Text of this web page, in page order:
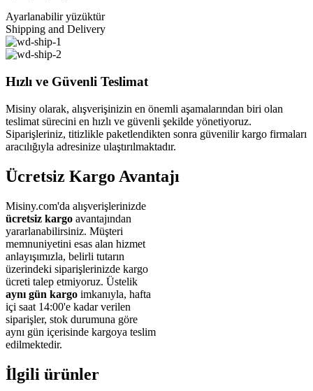
Ayarlanabilir yüzüktür
Shipping and Delivery
Hızlı ve Güvenli Teslimat
Misiny olarak, alışverişinizin en önemli aşamalarından biri olan
teslimat sürecini en hızlı ve güvenli şekilde yönetiyoruz.
Siparişleriniz, titizlikle paketlendikten sonra güvenilir kargo firmaları
aracılığıyla adresinize ulaştırılmaktadır.
Ücretsiz Kargo Avantajı
Misiny.com'da alışverişlerinizde
ücretsiz kargo avantajından
yararlanabilirsiniz. Müşteri
memnuniyetini esas alan hizmet
anlayışımızla, belirli tutarın
üzerindeki siparişlerinizde kargo
ücreti talep etmiyoruz. Üstelik
aynı gün kargo imkanıyla, hafta
içi saat 14:00'e kadar verilen
siparişler, stok durumuna göre
aynı gün içerisinde kargoya teslim
edilmektedir.
İlgili ürünler